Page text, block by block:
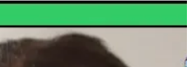
od Autora wspaniałych anglojęzycznych przekładów